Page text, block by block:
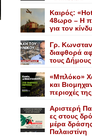
Καιρός:
48ωρο – Η
για τον
Γρ.
διαφθορά
τους
«Mπλόκο»
και
περιοχές
Αριστερή
ες στους
μέρα
Παλαιστίνη